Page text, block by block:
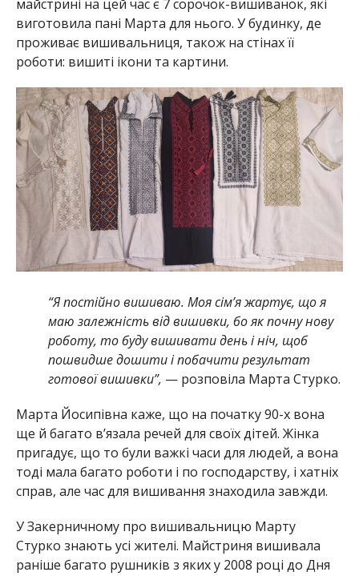
майстрині на цей час є 7 сорочок-вишиванок, які
виготовила пані Марта для нього. У будинку, де
проживає вишивальниця, також на стінах її
роботи: вишиті ікони та картини.
“Я постійно вишиваю. Моя сім’я жартує, що я
маю залежність від вишивки, бо як почну нову
роботу, то буду вишивати день і ніч, щоб
пошвидше дошити і побачити результат
готової вишивки”, — розповіла Марта Стурко.
Марта Йосипівна каже, що на початку 90-х вона
ще й багато вʼязала речей для своїх дітей. Жінка
пригадує, що то були важкі часи для людей, а вона
тоді мала багато роботи і по господарству, і хатніх
справ, але час для вишивання знаходила завжди.
У Закерничному про вишивальницю Марту
Стурко знають усі жителі. Майстриня вишивала
раніше багато рушників з яких у 2008 році до Дня